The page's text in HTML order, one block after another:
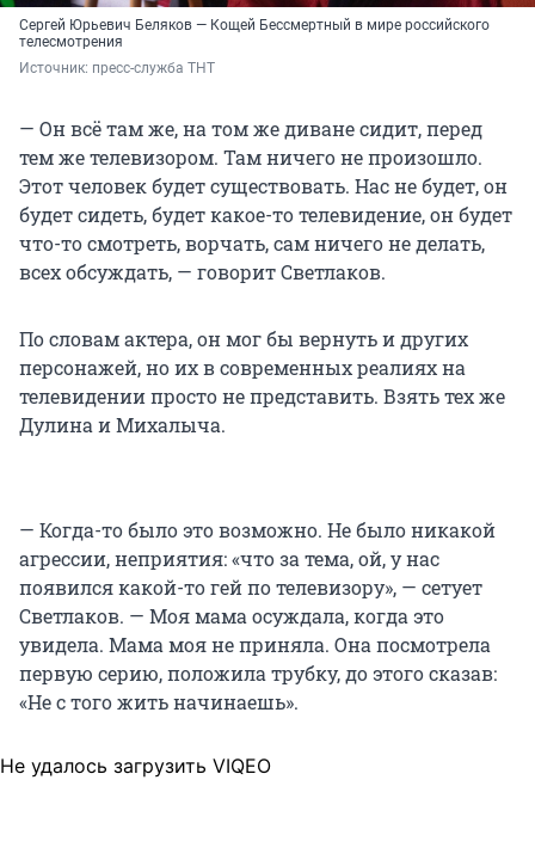
Сергей Юрьевич Беляков — Кощей Бессмертный в мире российского
телесмотрения
Источник: пресс-служба ТНТ
— Он всё там же, на том же диване сидит, перед
тем же телевизором. Там ничего не произошло.
Этот человек будет существовать. Нас не будет, он
будет сидеть, будет какое-то телевидение, он будет
что-то смотреть, ворчать, сам ничего не делать,
всех обсуждать, — говорит Светлаков.
По словам актера, он мог бы вернуть и других
персонажей, но их в современных реалиях на
телевидении просто не представить. Взять тех же
Дулина и Михалыча.
— Когда-то было это возможно. Не было никакой
агрессии, неприятия: «что за тема, ой, у нас
появился какой-то гей по телевизору», — сетует
Светлаков. — Моя мама осуждала, когда это
увидела. Мама моя не приняла. Она посмотрела
первую серию, положила трубку, до этого сказав:
«Не с того жить начинаешь».
Не удалось загрузить VIQEO